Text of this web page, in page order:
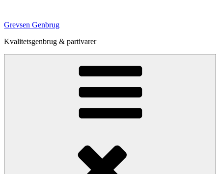
indhold
Grevsen Genbrug
Kvalitetsgenbrug & partivarer